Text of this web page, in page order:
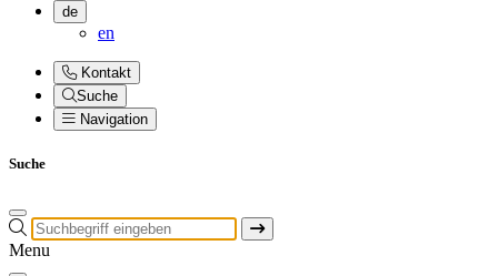
de
en
Kontakt
Suche
Navigation
Suche
Menu